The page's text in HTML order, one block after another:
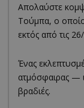
Απολαύστε
Τούμπα, ο
εκτός από τις
Ένας
ατμόσφαιρας —
βραδιές.